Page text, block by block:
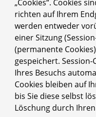
„Cookies“. Cookies
richten auf Ihrem
werden entweder
einer Sitzung
(permanente
gespeichert.
Ihres Besuchs
Cookies bleiben auf
bis Sie diese selbst
Löschung durch